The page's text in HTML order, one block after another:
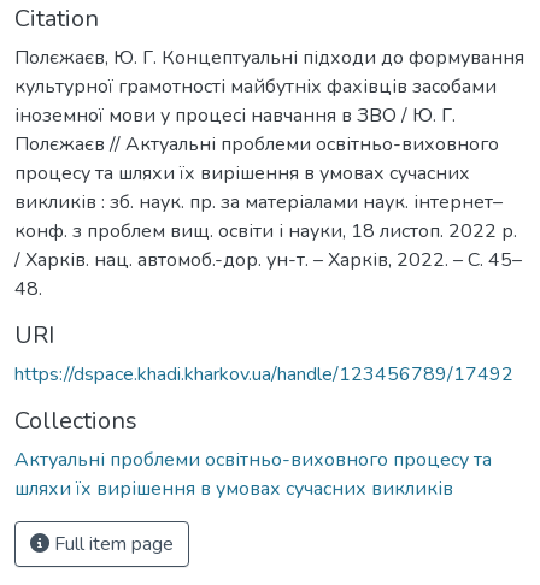
Citation
Полєжаєв, Ю. Г. Концептуальні підходи до формування
культурної грамотності майбутніх фахівців засобами
іноземної мови у процесі навчання в ЗВО / Ю. Г.
Полєжаєв // Актуальні проблеми освітньо-виховного
процесу та шляхи їх вирішення в умовах сучасних
викликів : зб. наук. пр. за матеріалами наук. інтернет–
конф. з проблем вищ. освіти і науки, 18 листоп. 2022 р.
/ Харків. нац. автомоб.-дор. ун-т. – Харків, 2022. – С. 45–
48.
URI
https://dspace.khadi.kharkov.ua/handle/123456789/17492
Collections
Актуальні проблеми освітньо-виховного процесу та
шляхи їх вирішення в умовах сучасних викликів
Full item page